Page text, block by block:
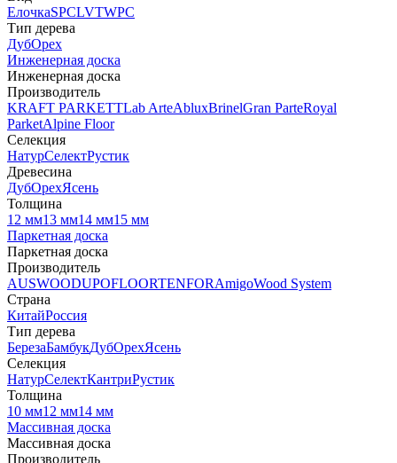
ЕлочкаSPCLVTWPC
Тип дерева
ДубОрех
Инженерная доска
Инженерная доска
Производитель
KRAFT PARKETTLab ArteAbluxBrinelGran ParteRoyal
ParketAlpine Floor
Селекция
НатурСелектРустик
Древесина
ДубОрехЯсень
Толщина
12 мм13 мм14 мм15 мм
Паркетная доска
Паркетная доска
Производитель
AUSWOODUPOFLOORTENFORAmigoWood System
Страна
КитайРоссия
Тип дерева
БерезаБамбукДубОрехЯсень
Селекция
НатурСелектКантриРустик
Толщина
10 мм12 мм14 мм
Массивная доска
Массивная доска
Производитель